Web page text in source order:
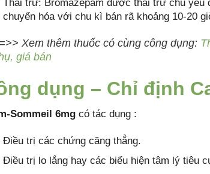
Thải trừ: Bromazepam được thải trừ chủ yếu
chuyển hóa với chu kì bán rã khoảng 10-20
Xem thêm thuốc có cùng công dụng:
giá bán
dụng – Chỉ định
Sommeil 6mg có tác dụng :
Điều trị các chứng căng thẳng.
Điều trị lo lắng hay các biểu hiện tâm lý tiêu